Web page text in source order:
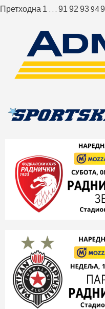
Пагинација
чланака
Претходна 1 … 91 92 9394